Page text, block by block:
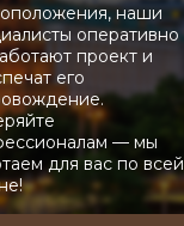
наши
оперативно
проект и
его
— мы
для вас по всей